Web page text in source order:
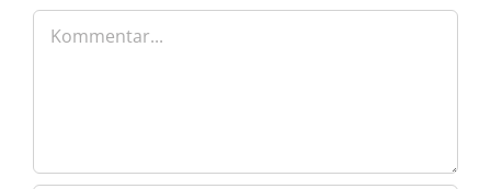
Kommentar